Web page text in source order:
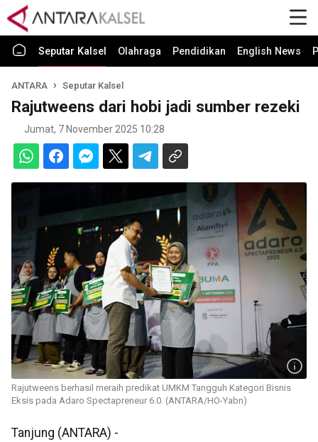
Seputar Kalsel Olahraga Pendidikan English News
ANTARA Seputar Kalsel
Rajutweens dari hobi jadi sumber rezeki
Jumat, 7 November 2025 10:28
Rajutweens berhasil meraih predikat UMKM Tangguh Kategori Bisnis
Eksis pada Adaro Spectapreneur 6.0. (ANTARA/HO-Yabn)
Tanjung (ANTARA) -